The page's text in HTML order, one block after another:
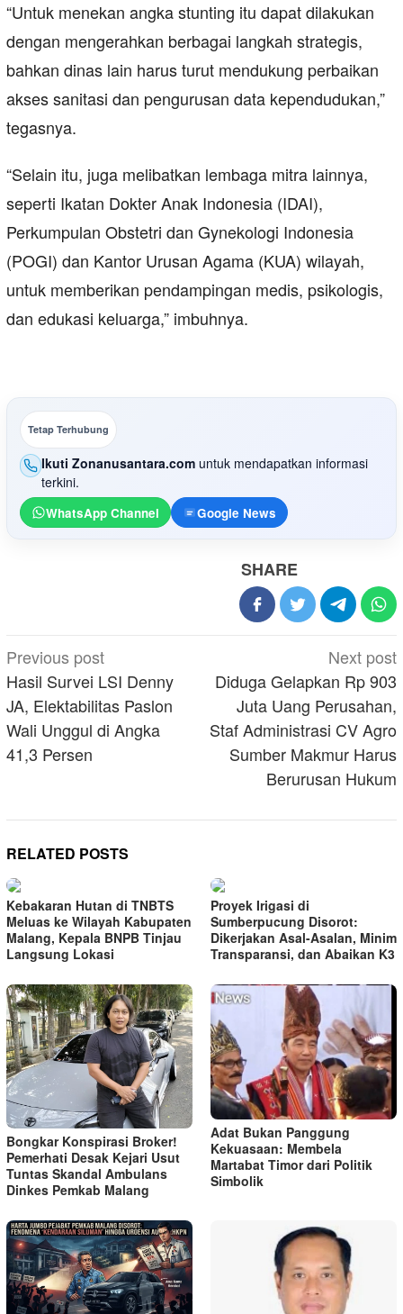
“Untuk menekan angka stunting itu dapat dilakukan
dengan mengerahkan berbagai langkah strategis,
bahkan dinas lain harus turut mendukung perbaikan
akses sanitasi dan pengurusan data kependudukan,”
tegasnya.
“Selain itu, juga melibatkan lembaga mitra lainnya,
seperti Ikatan Dokter Anak Indonesia (IDAI),
Perkumpulan Obstetri dan Gynekologi Indonesia
(POGI) dan Kantor Urusan Agama (KUA) wilayah,
untuk memberikan pendampingan medis, psikologis,
dan edukasi keluarga,” imbuhnya.
Tetap Terhubung
Ikuti Zonanusantara.com untuk mendapatkan informasi
terkini.
WhatsApp Channel Google News
SHARE
Post
navigation
Previous post
Hasil Survei LSI Denny
JA, Elektabilitas Paslon
Wali Unggul di Angka
41,3 Persen
Next post
Diduga Gelapkan Rp 903
Juta Uang Perusahan,
Staf Administrasi CV Agro
Sumber Makmur Harus
Berurusan Hukum
RELATED POSTS
Kebakaran Hutan di TNBTS
Meluas ke Wilayah Kabupaten
Malang, Kepala BNPB Tinjau
Langsung Lokasi
Proyek Irigasi di
Sumberpucung Disorot:
Dikerjakan Asal-Asalan, Minim
Transparansi, dan Abaikan K3
Bongkar Konspirasi Broker!
Pemerhati Desak Kejari Usut
Tuntas Skandal Ambulans
Dinkes Pemkab Malang
Adat Bukan Panggung
Kekuasaan: Membela
Martabat Timor dari Politik
Simbolik